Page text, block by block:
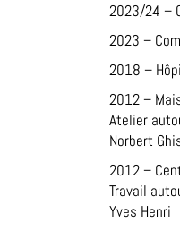
2023/24 –
2023 –
2018 –
2012 –
Atelier
Norbert
2012 –
Travail
Yves Henri